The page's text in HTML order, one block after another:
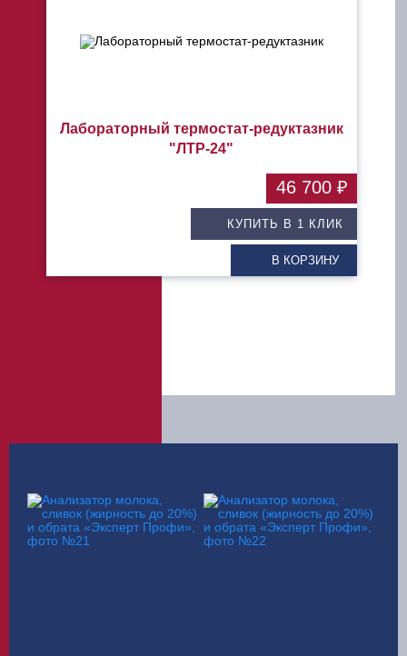
Лабораторный термостат-редуктазник
"ЛТР-24"
КУПИТЬ В 1 КЛИК
В КОРЗИНУ
46 700 ₽